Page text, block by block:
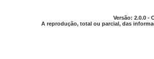
DEFINIDAS NO APARELHO DIGESTIVO
Versão: 2.0.0 -
A reprodução, total ou parcial, das